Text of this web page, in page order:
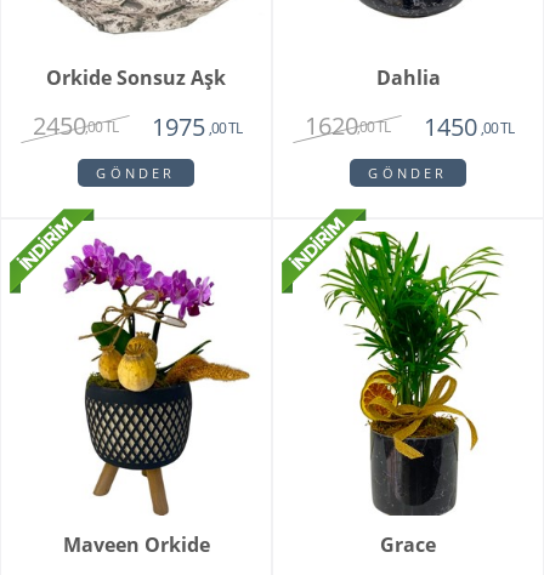
Orkide Sonsuz Aşk
2450,00 TL 1975 ,00 TL
GÖNDER
Dahlia
1620,00 TL 1450 ,00 TL
GÖNDER
Maveen Orkide Grace